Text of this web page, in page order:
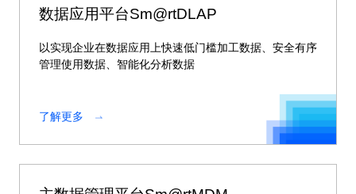
数据应用平台Sm@rtDLAP
以实现企业在数据应用上快速低门槛加工数据、安全有序
管理使用数据、智能化分析数据
了解更多